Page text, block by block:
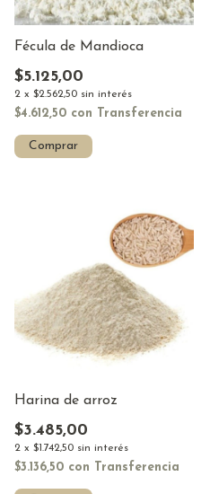
Fécula de Mandioca
$5.125,00
2 x $2.562,50 sin interés
$4.612,50 con Transferencia
Comprar
Harina de arroz
$3.485,00
2 x $1.742,50 sin interés
$3.136,50 con Transferencia